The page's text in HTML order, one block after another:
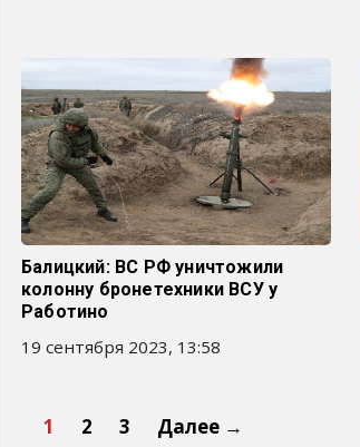
Балицкий: ВС РФ уничтожили
колонну бронетехники ВСУ у
Работино
19 сентября 2023, 13:58
1 2 3 Далее →